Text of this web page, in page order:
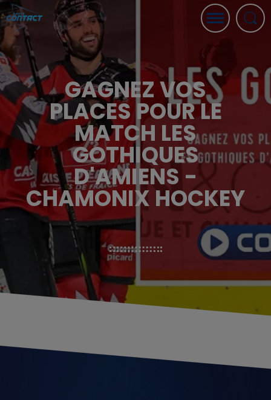
GAGNEZ VOS
PLACES POUR LE
MATCH LES
GOTHIQUES
D'AMIENS -
CHAMONIX HOCKEY